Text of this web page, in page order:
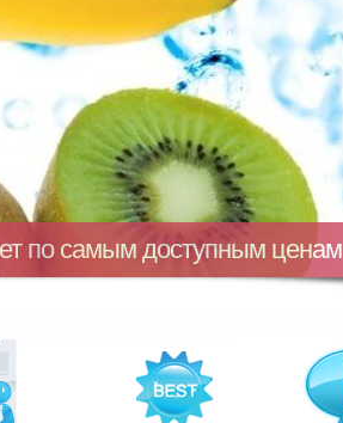
по самым доступным ценам